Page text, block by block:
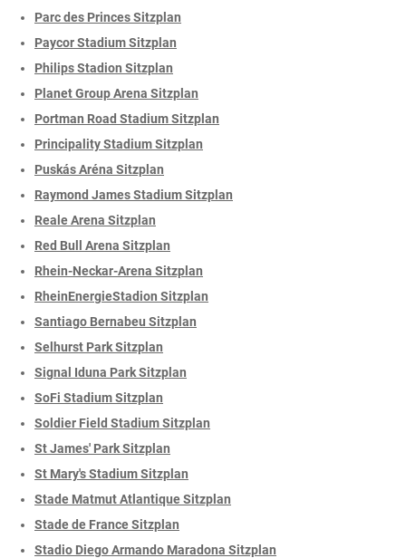
Parc des Princes Sitzplan
Paycor Stadium Sitzplan
Philips Stadion Sitzplan
Planet Group Arena Sitzplan
Portman Road Stadium Sitzplan
Principality Stadium Sitzplan
Puskás Aréna Sitzplan
Raymond James Stadium Sitzplan
Reale Arena Sitzplan
Red Bull Arena Sitzplan
Rhein-Neckar-Arena Sitzplan
RheinEnergieStadion Sitzplan
Santiago Bernabeu Sitzplan
Selhurst Park Sitzplan
Signal Iduna Park Sitzplan
SoFi Stadium Sitzplan
Soldier Field Stadium Sitzplan
St James' Park Sitzplan
St Mary's Stadium Sitzplan
Stade Matmut Atlantique Sitzplan
Stade de France Sitzplan
Stadio Diego Armando Maradona Sitzplan